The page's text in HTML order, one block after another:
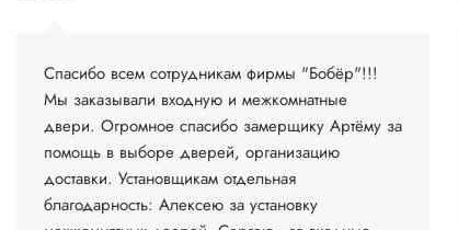
Спасибо всем сотрудникам фирмы "Бобёр"!!!
Мы заказывали входную и межкомнатные
двери. Огромное спасибо замерщику Артёму за
помощь в выборе дверей, организацию
доставки. Установщикам отдельная
благодарность: Алексею за установку